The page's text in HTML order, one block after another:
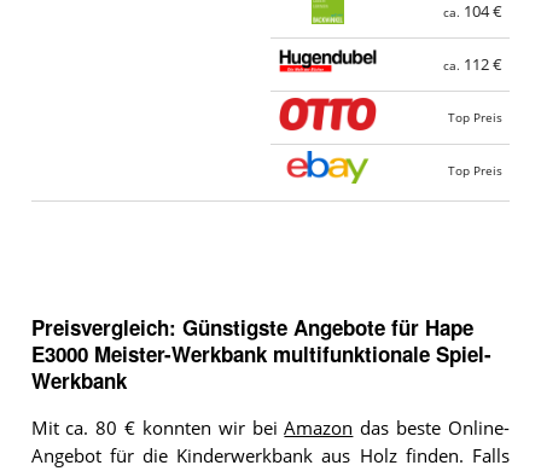
ca. 104 €
ca. 112 €
Top Preis
Top Preis
Preisvergleich: Günstigste Angebote für Hape
E3000 Meister-Werkbank multifunktionale Spiel-
Werkbank
Mit ca. 80 € konnten wir beiAmazon das beste Online-
Angebot für die Kinderwerkbank aus Holz finden. Falls